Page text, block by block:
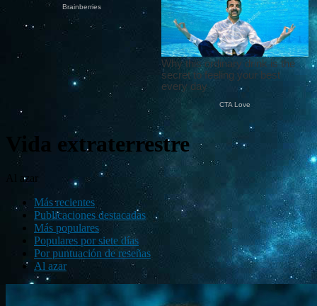
Vida extraterrestre
Al azar
Más recientes
Publicaciones destacadas
Más populares
Populares por siete días
Por puntuación de reseñas
Al azar